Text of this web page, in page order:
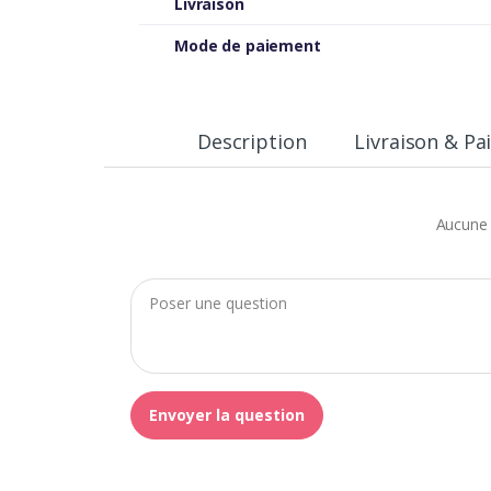
Livraison
Mode de paiement
Description Livraison &
Envoyer la question